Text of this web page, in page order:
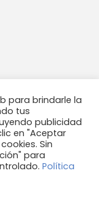
para brindarle la
tus
publicidad
en "Aceptar
Sin
para
Política